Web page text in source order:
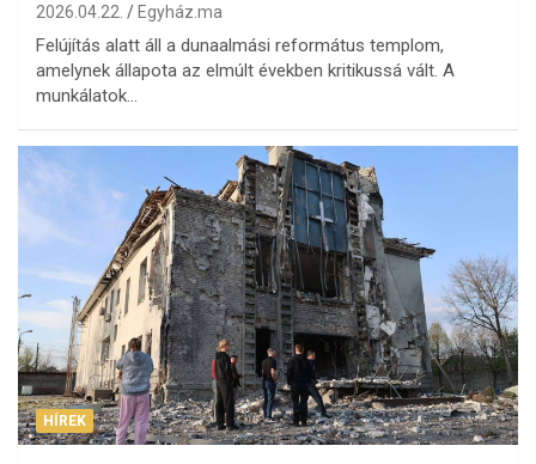
2026.04.22. Egyház.ma
Felújítás alatt áll a dunaalmási református templom,
amelynek állapota az elmúlt években kritikussá vált. A
munkálatok…
HÍREK